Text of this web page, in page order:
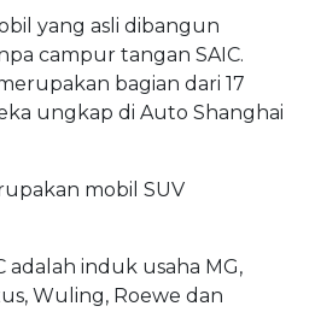
yang asli dibangun
campur tangan SAIC.
bagian dari 17
ungkap di Auto Shanghai
adalah induk usaha MG,
Wuling, Roewe dan